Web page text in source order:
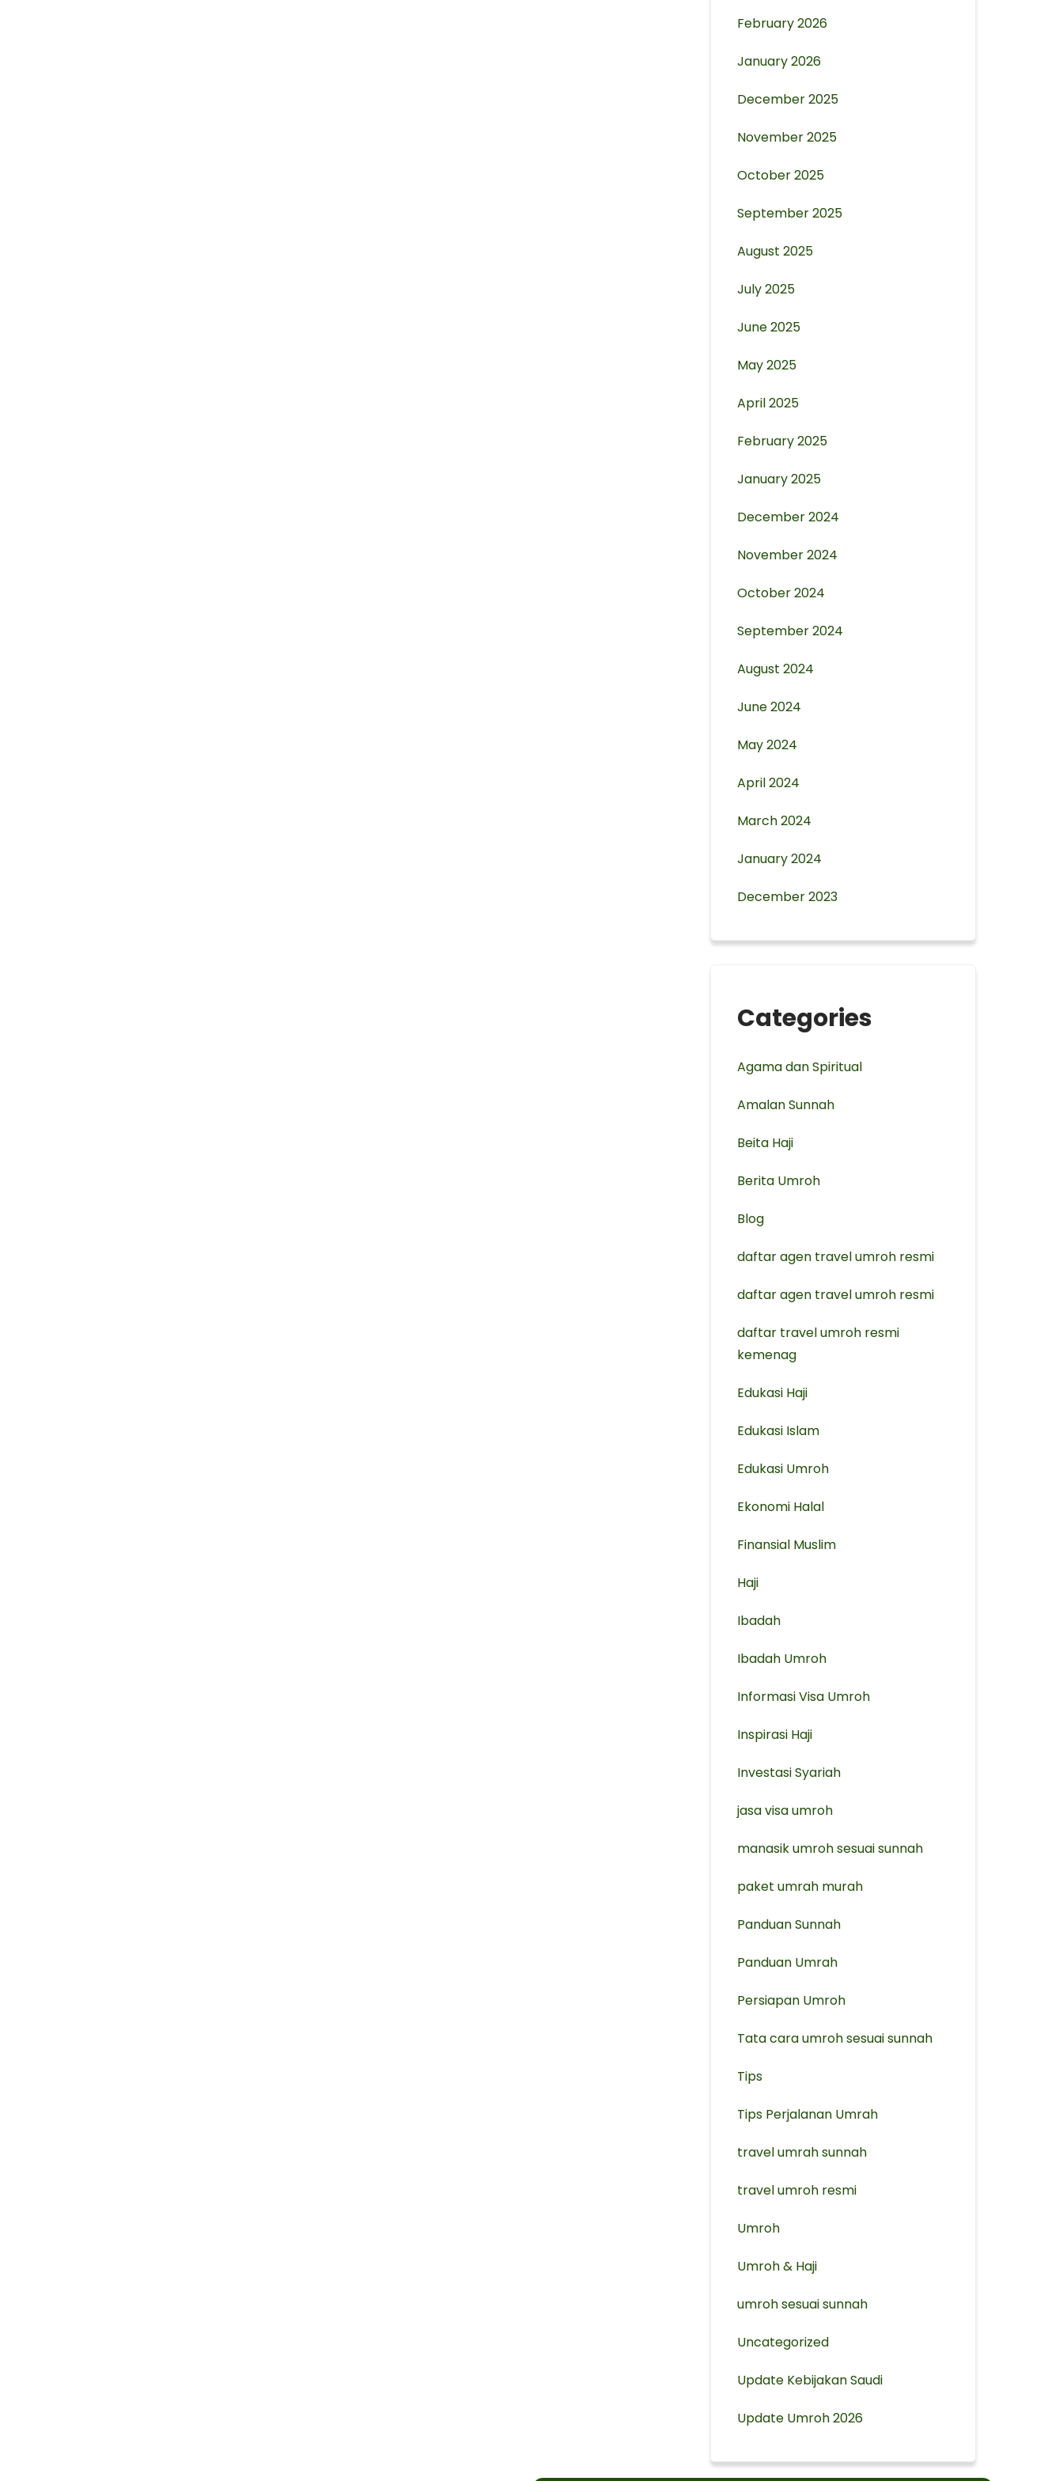
February 2026
January 2026
December 2025
November 2025
October 2025
September 2025
August 2025
July 2025
June 2025
May 2025
April 2025
February 2025
January 2025
December 2024
November 2024
October 2024
September 2024
August 2024
June 2024
May 2024
April 2024
March 2024
January 2024
December 2023
Categories
Agama dan Spiritual
Amalan Sunnah
Beita Haji
Berita Umroh
Blog
daftar agen travel umroh resmi
⁠daftar agen travel umroh resmi
daftar travel umroh resmi
kemenag
Edukasi Haji
Edukasi Islam
Edukasi Umroh
Ekonomi Halal
Finansial Muslim
Haji
Ibadah
Ibadah Umroh
Informasi Visa Umroh
Inspirasi Haji
Investasi Syariah
jasa visa umroh
manasik umroh sesuai sunnah
paket umrah murah
Panduan Sunnah
Panduan Umrah
Persiapan Umroh
Tata cara umroh sesuai sunnah
Tips
Tips Perjalanan Umrah
travel umrah sunnah
travel umroh resmi
Umroh
Umroh & Haji
umroh sesuai sunnah
Uncategorized
Update Kebijakan Saudi
Update Umroh 2026